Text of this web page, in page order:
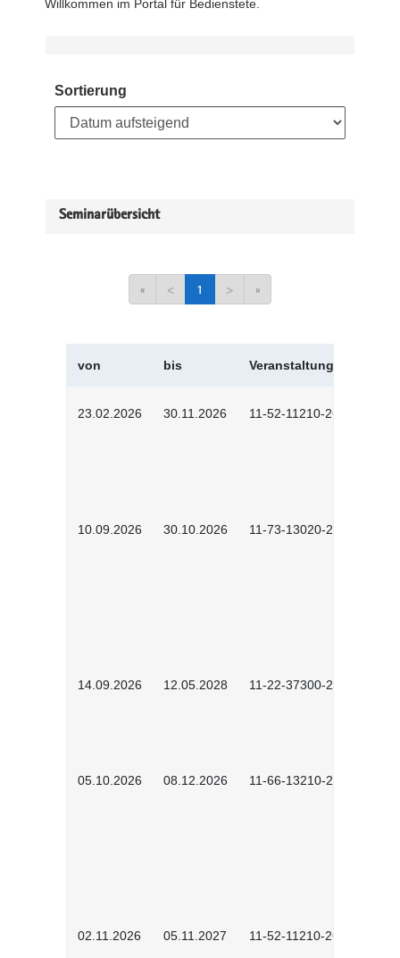
Willkommen im Portal für Bedienstete.
Sortierung
Seminarübersicht
« < 1 > »
von bis Veranstaltungskürzel
23.02.2026 30.11.2026 11-52-11210-2602
10.09.2026 30.10.2026 11-73-13020-2601
14.09.2026 12.05.2028 11-22-37300-2604
05.10.2026 08.12.2026 11-66-13210-2602
02.11.2026 05.11.2027 11-52-11210-2604